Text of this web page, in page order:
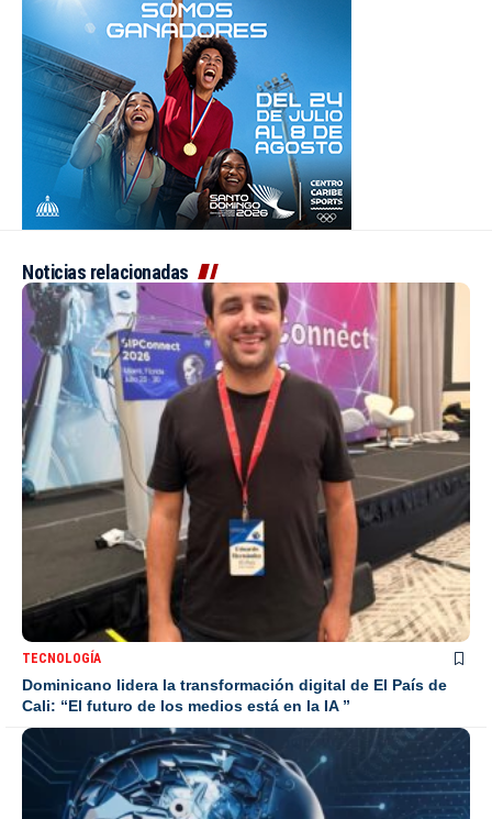
Noticias relacionadas
TECNOLOGÍA
Dominicano lidera la transformación digital de El País de
Cali: “El futuro de los medios está en la IA ”